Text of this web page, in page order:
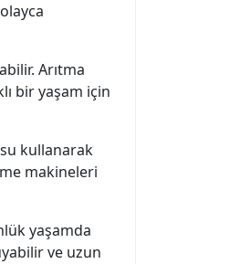
Arıtma
bir yaşam için
kullanarak
makineleri
yaşamda
ve uzun